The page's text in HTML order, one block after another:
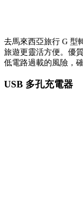
去馬來西亞旅行 G 型
旅遊更靈活方便。優
低電路過載的風險，
USB 多孔充電器